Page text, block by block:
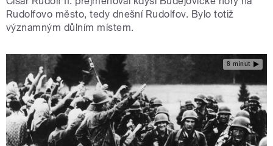
Rudolfovo město, tedy dnešní Rudolfov. Bylo totiž
významným důlním místem.
8 minut